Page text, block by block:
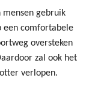
mensen gebruik
een comfortabele
oversteken
zal ook het
verlopen.